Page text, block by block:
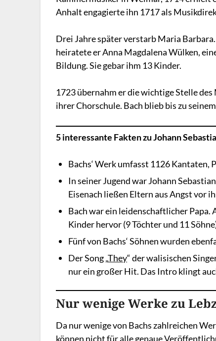
Anhalt engagierte ihn 1717 als
Drei Jahre später verstarb Maria
heiratete er Anna Magdalena Wülken,
Bildung. Sie gebar ihm 13 Kinder.
1723 übernahm er die wichtige Stelle
ihrer Chorschule. Bach blieb bis zu
5 interessante Fakten zu Johann
Bachs‘ Werk umfasst 1126 Kantaten,
In seiner Jugend war Johann
Eisenach ließen Eltern aus Angst vor
Bach war ein leidenschaftlicher Papa.
Kinder hervor (9 Töchter und 11
Fünf von Bachs‘ Söhnen wurden
Der Song „They“ der walisischen
nur ein großer Hit. Das Intro klingt
Nur wenige Werke zu
Da nur wenige von Bachs zahlreichen
können nicht für alle genaue